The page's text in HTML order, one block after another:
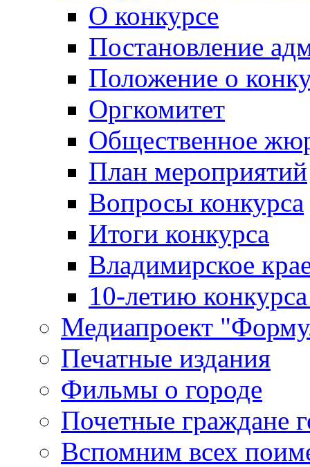
О конкурсе
Постановление
Положение о
Оргкомитет
Общественное
План мероприятий
Вопросы конкурса
Итоги конкурса
Владимирское
10-летию
Медиапроект
Печатные издания
Фильмы о городе
Почетные граждане
Вспомним всех